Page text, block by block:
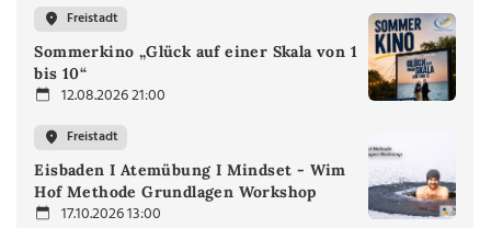
Freistadt
Sommerkino „Glück auf einer Skala von 1
bis 10“
12.08.2026 21:00
Freistadt
Eisbaden I Atemübung I Mindset - Wim
Hof Methode Grundlagen Workshop
17.10.2026 13:00